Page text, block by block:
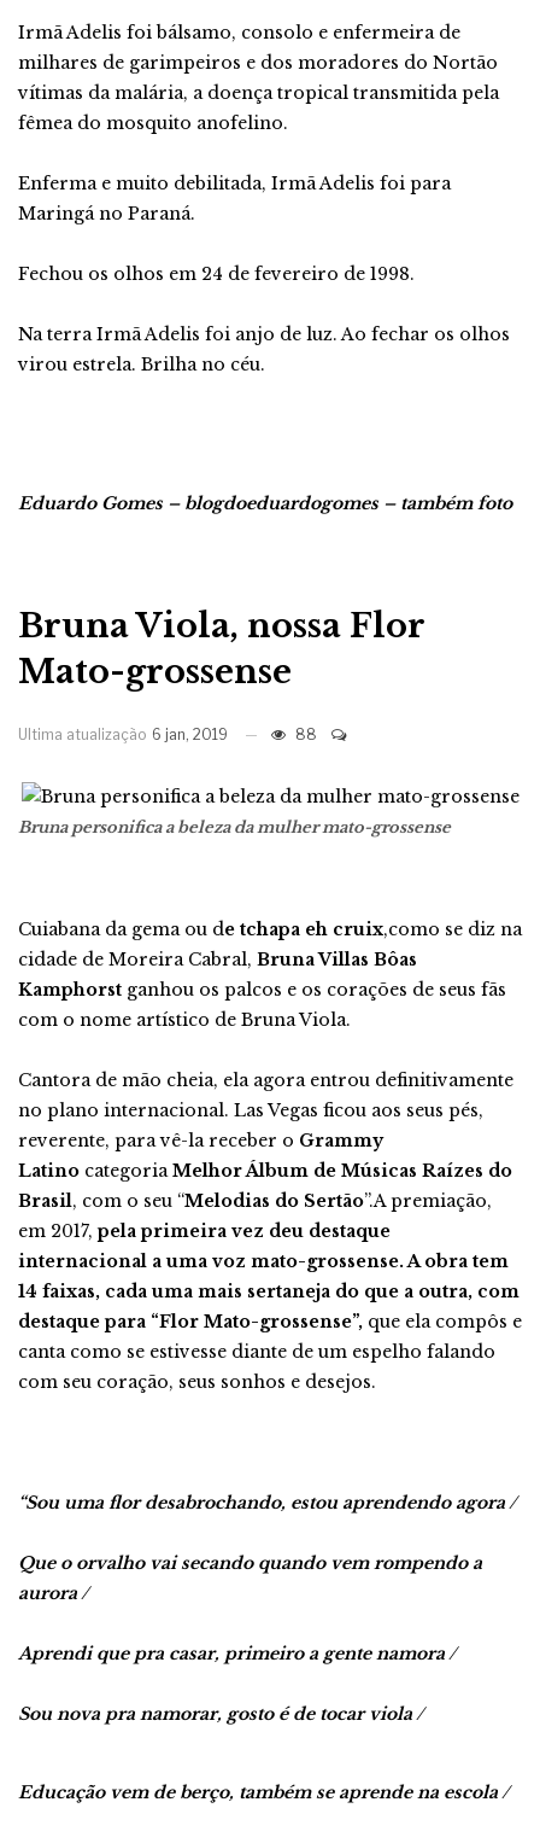
Irmã Adelis foi bálsamo, consolo e enfermeira de
milhares de garimpeiros e dos moradores do Nortão
vítimas da malária, a doença tropical transmitida pela
fêmea do mosquito anofelino.
Enferma e muito debilitada, Irmã Adelis foi para
Maringá no Paraná.
Fechou os olhos em 24 de fevereiro de 1998.
Na terra Irmã Adelis foi anjo de luz. Ao fechar os olhos
virou estrela. Brilha no céu.
Eduardo Gomes – blogdoeduardogomes – também foto
Bruna Viola, nossa Flor
Mato-grossense
Ultima atualização 6 jan, 2019 88
Bruna personifica a beleza da mulher mato-grossense
Cuiabana da gema ou de tchapa eh cruix,como se diz na
cidade de Moreira Cabral, Bruna Villas Bôas
Kamphorst ganhou os palcos e os corações de seus fãs
com o nome artístico de Bruna Viola.
Cantora de mão cheia, ela agora entrou definitivamente
no plano internacional. Las Vegas ficou aos seus pés,
reverente, para vê-la receber o Grammy
Latino categoria Melhor Álbum de Músicas Raízes do
Brasil, com o seu “Melodias do Sertão”.A premiação,
em 2017,pela primeira vez deu destaque
internacional a uma voz mato-grossense. A obra tem
14 faixas, cada uma mais sertaneja do que a outra, com
destaque para “Flor Mato-grossense”, que ela compôs e
canta como se estivesse diante de um espelho falando
com seu coração, seus sonhos e desejos.
“Sou uma flor desabrochando, estou aprendendo agora /
Que o orvalho vai secando quando vem rompendo a
aurora /
Aprendi que pra casar, primeiro a gente namora /
Sou nova pra namorar, gosto é de tocar viola /
Educação vem de berço, também se aprende na escola /